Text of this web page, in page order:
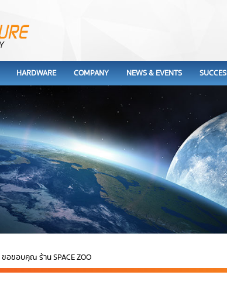
HARDWARE COMPANY NEWS & EVENTS
ขอขอบคุณ ร้าน SPACE ZOO